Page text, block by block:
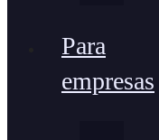
Para
empresas